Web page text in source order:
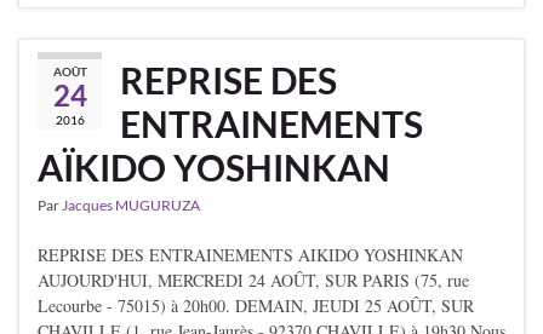
AOÛT
24
2016
REPRISE DES
ENTRAINEMENTS
AÏKIDO YOSHINKAN
ParJacques MUGURUZA
REPRISE DES ENTRAINEMENTS AIKIDO YOSHINKAN
AUJOURD'HUI, MERCREDI 24 AOÛT, SUR PARIS (75, rue
Lecourbe - 75015) à 20h00. DEMAIN, JEUDI 25 AOÛT, SUR